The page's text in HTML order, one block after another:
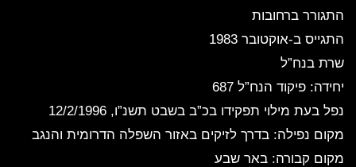
התגורר ברחובות
התגייס ב-אוקטובר 1983
שרת בנח”ל
יחידה: פיקוד הנח”ל 687
נפל בעת מילוי תפקידו בכ”ב בשבט תשנ”ו, 12/2/1996
מקום נפילה: בדרך לזיקים באזור השפלה הדרומית והנגב
מקום קבורה: באר שבע